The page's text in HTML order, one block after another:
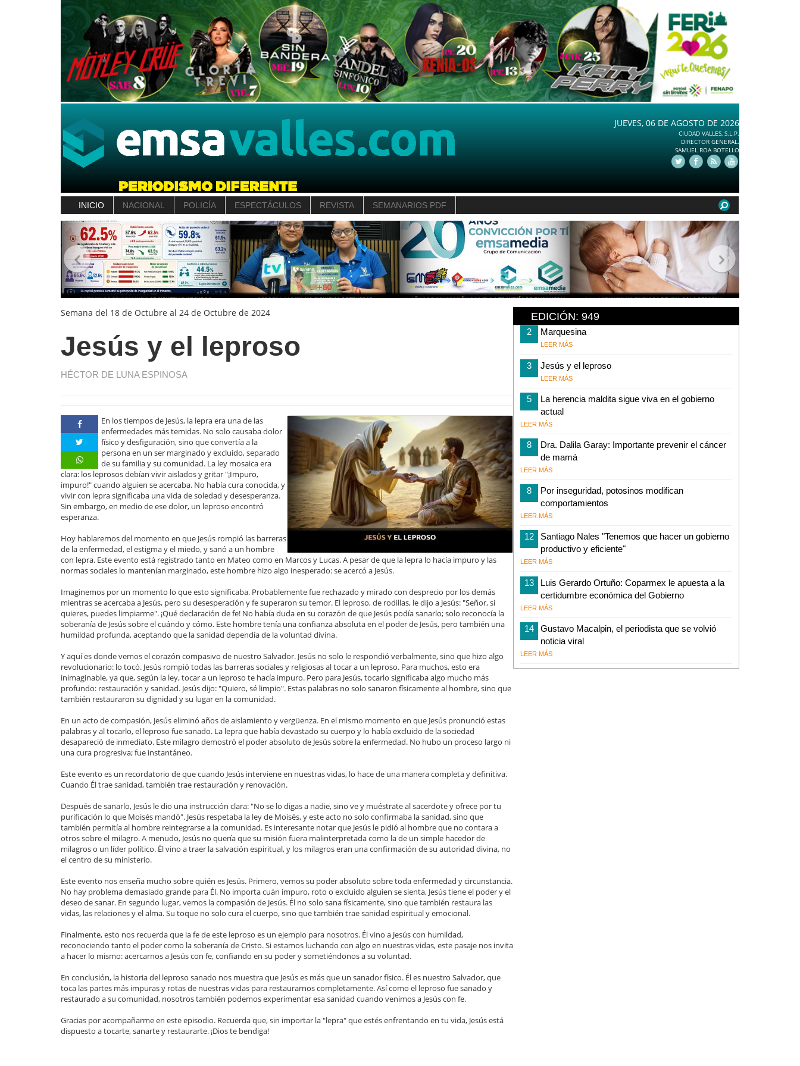
JUEVES, 06 DE AGOSTO DE 2026
CIUDAD VALLES, S.L.P.
DIRECTOR GENERAL.
SAMUEL ROA BOTELLO
INICIO NACIONAL POLICÍA ESPECTÁCULOS REVISTA SEMANARIOS PDF
Semana del 18 de Octubre al 24 de Octubre de 2024
Jesús y el leproso
HÉCTOR DE LUNA ESPINOSA
En los tiempos de Jesús, la lepra era una de las
enfermedades más temidas. No solo causaba dolor
físico y desfiguración, sino que convertía a la
persona en un ser marginado y excluido, separado
de su familia y su comunidad. La ley mosaica era
clara: los leprosos debían vivir aislados y gritar "¡Impuro,
impuro!" cuando alguien se acercaba. No había cura conocida, y
vivir con lepra significaba una vida de soledad y desesperanza.
Sin embargo, en medio de ese dolor, un leproso encontró
esperanza.
Hoy hablaremos del momento en que Jesús rompió las barreras
de la enfermedad, el estigma y el miedo, y sanó a un hombre
con lepra. Este evento está registrado tanto en Mateo como en Marcos y Lucas. A pesar de que la lepra lo hacía impuro y las
normas sociales lo mantenían marginado, este hombre hizo algo inesperado: se acercó a Jesús.
Imaginemos por un momento lo que esto significaba. Probablemente fue rechazado y mirado con desprecio por los demás
mientras se acercaba a Jesús, pero su desesperación y fe superaron su temor. El leproso, de rodillas, le dijo a Jesús: "Señor, si
quieres, puedes limpiarme". ¡Qué declaración de fe! No había duda en su corazón de que Jesús podía sanarlo; solo reconocía la
soberanía de Jesús sobre el cuándo y cómo. Este hombre tenía una confianza absoluta en el poder de Jesús, pero también una
humildad profunda, aceptando que la sanidad dependía de la voluntad divina.
Y aquí es donde vemos el corazón compasivo de nuestro Salvador. Jesús no solo le respondió verbalmente, sino que hizo algo
revolucionario: lo tocó. Jesús rompió todas las barreras sociales y religiosas al tocar a un leproso. Para muchos, esto era
inimaginable, ya que, según la ley, tocar a un leproso te hacía impuro. Pero para Jesús, tocarlo significaba algo mucho más
profundo: restauración y sanidad. Jesús dijo: "Quiero, sé limpio". Estas palabras no solo sanaron físicamente al hombre, sino que
también restauraron su dignidad y su lugar en la comunidad.
En un acto de compasión, Jesús eliminó años de aislamiento y vergüenza. En el mismo momento en que Jesús pronunció estas
palabras y al tocarlo, el leproso fue sanado. La lepra que había devastado su cuerpo y lo había excluido de la sociedad
desapareció de inmediato. Este milagro demostró el poder absoluto de Jesús sobre la enfermedad. No hubo un proceso largo ni
una cura progresiva; fue instantáneo.
Este evento es un recordatorio de que cuando Jesús interviene en nuestras vidas, lo hace de una manera completa y definitiva.
Cuando Él trae sanidad, también trae restauración y renovación.
Después de sanarlo, Jesús le dio una instrucción clara: "No se lo digas a nadie, sino ve y muéstrate al sacerdote y ofrece por tu
purificación lo que Moisés mandó". Jesús respetaba la ley de Moisés, y este acto no solo confirmaba la sanidad, sino que
también permitía al hombre reintegrarse a la comunidad. Es interesante notar que Jesús le pidió al hombre que no contara a
otros sobre el milagro. A menudo, Jesús no quería que su misión fuera malinterpretada como la de un simple hacedor de
milagros o un líder político. Él vino a traer la salvación espiritual, y los milagros eran una confirmación de su autoridad divina, no
el centro de su ministerio.
Este evento nos enseña mucho sobre quién es Jesús. Primero, vemos su poder absoluto sobre toda enfermedad y circunstancia.
No hay problema demasiado grande para Él. No importa cuán impuro, roto o excluido alguien se sienta, Jesús tiene el poder y el
deseo de sanar. En segundo lugar, vemos la compasión de Jesús. Él no solo sana físicamente, sino que también restaura las
vidas, las relaciones y el alma. Su toque no solo cura el cuerpo, sino que también trae sanidad espiritual y emocional.
Finalmente, esto nos recuerda que la fe de este leproso es un ejemplo para nosotros. Él vino a Jesús con humildad,
reconociendo tanto el poder como la soberanía de Cristo. Si estamos luchando con algo en nuestras vidas, este pasaje nos invita
a hacer lo mismo: acercarnos a Jesús con fe, confiando en su poder y sometiéndonos a su voluntad.
En conclusión, la historia del leproso sanado nos muestra que Jesús es más que un sanador físico. Él es nuestro Salvador, que
toca las partes más impuras y rotas de nuestras vidas para restaurarnos completamente. Así como el leproso fue sanado y
restaurado a su comunidad, nosotros también podemos experimentar esa sanidad cuando venimos a Jesús con fe.
Gracias por acompañarme en este episodio. Recuerda que, sin importar la "lepra" que estés enfrentando en tu vida, Jesús está
dispuesto a tocarte, sanarte y restaurarte. ¡Dios te bendiga!
EDICIÓN: 949
2 Marquesina
LEER MÁS
3 Jesús y el leproso
LEER MÁS
5
La herencia maldita sigue viva en el gobierno
actual
LEER MÁS
8
Dra. Dalila Garay: Importante prevenir el cáncer
de mamá
LEER MÁS
8
Por inseguridad, potosinos modifican
comportamientos
LEER MÁS
12
Santiago Nales "Tenemos que hacer un gobierno
productivo y eficiente"
LEER MÁS
13
Luis Gerardo Ortuño: Coparmex le apuesta a la
certidumbre económica del Gobierno
LEER MÁS
14
Gustavo Macalpin, el periodista que se volvió
noticia viral
LEER MÁS